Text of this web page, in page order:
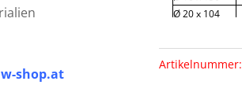
shop.at
Ø 20 x 104
Ø 20 x 150
Artikelnummer: